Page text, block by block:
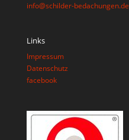
info@schilder-bedachungen.de
Links
Impressum
Datenschutz
facebook